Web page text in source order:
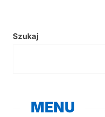
Szukaj
MENU